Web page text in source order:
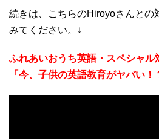
続きは、こちらのHiroyoさんとの
みてください。↓
ふれあいおうち英語・スペシャル
「今、子供の英語教育がヤバい！